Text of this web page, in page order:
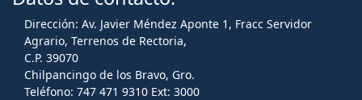
Dirección: Av. Javier Méndez Aponte 1, Fracc Servidor
Agrario, Terrenos de Rectoria,
C.P. 39070
Chilpancingo de los Bravo, Gro.
Teléfono: 747 471 9310 Ext: 3000